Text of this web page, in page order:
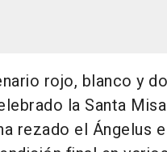
rojo, blanco y
la Santa
rezado el Ángelus e